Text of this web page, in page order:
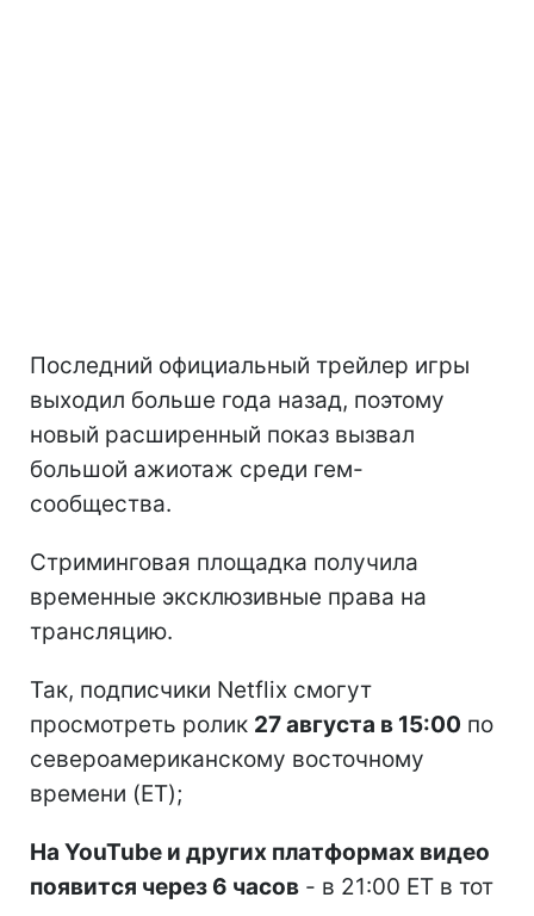
Последний официальный трейлер игры
выходил больше года назад, поэтому
новый расширенный показ вызвал
большой ажиотаж среди гем-
сообщества.
Стриминговая площадка получила
временные эксклюзивные права на
трансляцию.
Так, подписчики Netflix смогут
просмотреть ролик 27 августа в 15:00 по
североамериканскому восточному
времени (ET);
На YouTube и других платформах видео
появится через 6 часов - в 21:00 ET в тот